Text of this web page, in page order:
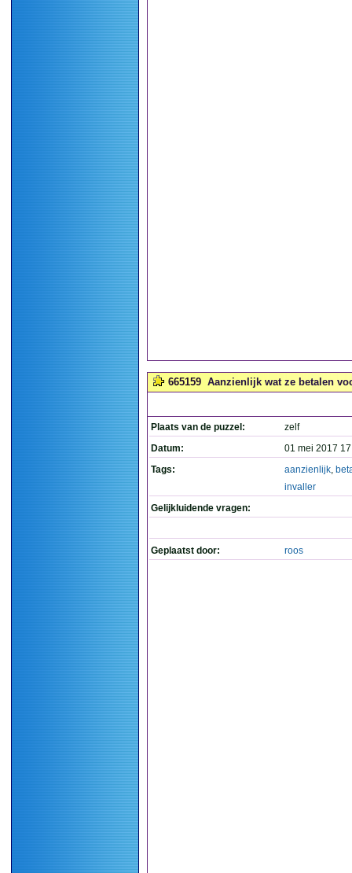
665159 Aanzienlijk wat ze betalen
Plaats van de puzzel:
zelf
Datum:
01 mei 2017
Tags:
aanzienlijk,
invaller
Gelijkluidende vragen:
Geplaatst door: roos